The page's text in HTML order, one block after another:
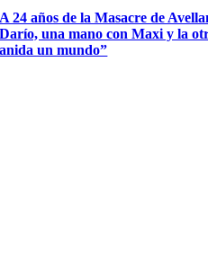
A 24 años de la Masacre de
Darío, una mano con Maxi y la
anida un mundo”